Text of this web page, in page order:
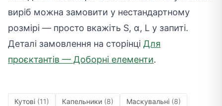
виріб можна замовити у нестандартному
розмірі — просто вкажіть S, α, L у запиті.
Деталі замовлення на сторінці Для
проєктантів — Доборні елементи.
Кутові (11) Капельники (8) Маскувальні (8)